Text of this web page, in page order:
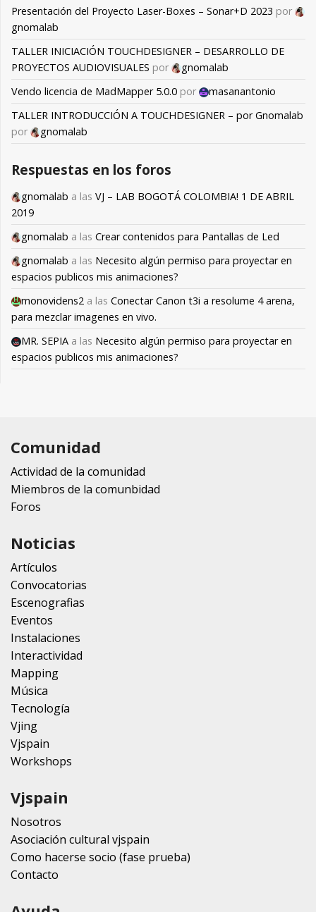
Presentación del Proyecto Laser-Boxes – Sonar+D 2023 por
gnomalab
TALLER INICIACIÓN TOUCHDESIGNER – DESARROLLO DE
PROYECTOS AUDIOVISUALES por
gnomalab
Vendo licencia de MadMapper 5.0.0 por
masanantonio
TALLER INTRODUCCIÓN A TOUCHDESIGNER – por Gnomalab
por
gnomalab
Respuestas en los foros
gnomalab a las VJ – LAB BOGOTÁ COLOMBIA! 1 DE ABRIL
2019
gnomalab a las Crear contenidos para Pantallas de Led
gnomalab a las Necesito algún permiso para proyectar en
espacios publicos mis animaciones?
monovidens2 a las Conectar Canon t3i a resolume 4 arena,
para mezclar imagenes en vivo.
MR. SEPIA a las Necesito algún permiso para proyectar en
espacios publicos mis animaciones?
Comunidad
Actividad de la comunidad
Miembros de la comunbidad
Foros
Noticias
Artículos
Convocatorias
Escenografias
Eventos
Instalaciones
Interactividad
Mapping
Música
Tecnología
Vjing
Vjspain
Workshops
Vjspain
Nosotros
Asociación cultural vjspain
Como hacerse socio (fase prueba)
Contacto